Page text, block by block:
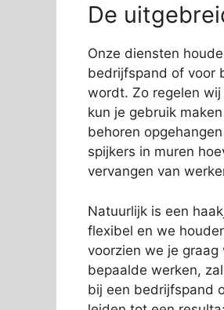
De
Onze diensten
bedrijfspand of voor
wordt. Zo regelen
kun je gebruik
behoren
spijkers in muren
vervangen van
Natuurlijk is een
flexibel en we
voorzien we je
bepaalde werken,
bij een bedrijfspand